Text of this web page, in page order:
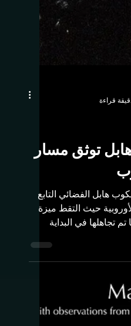
توثق مسار
حيث التقط ميزة
تجاهلها في البداية